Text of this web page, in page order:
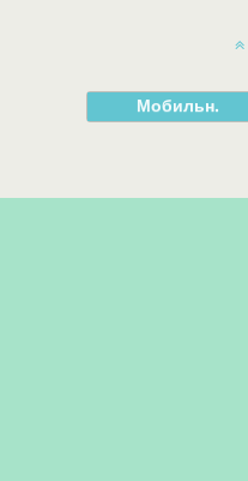
Мобильн.